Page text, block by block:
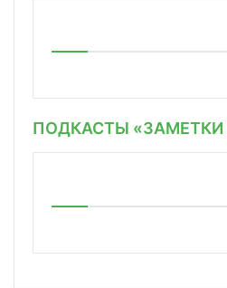
ПОДКАСТЫ «ЗАМЕТКИ